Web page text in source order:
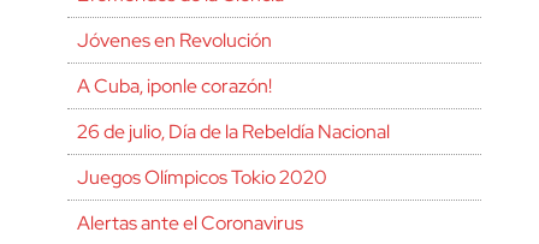
Jóvenes en Revolución
A Cuba, ¡ponle corazón!
26 de julio, Día de la Rebeldía Nacional
Juegos Olímpicos Tokio 2020
Alertas ante el Coronavirus